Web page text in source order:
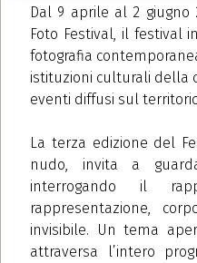
Dal 9 aprile al 2 giugno
Foto Festival, il festival
fotografia
istituzioni culturali della
eventi diffusi sul
La terza edizione del
nudo, invita a
interrogando il
rappresentazione,
invisibile. Un tema
attraversa l’intero